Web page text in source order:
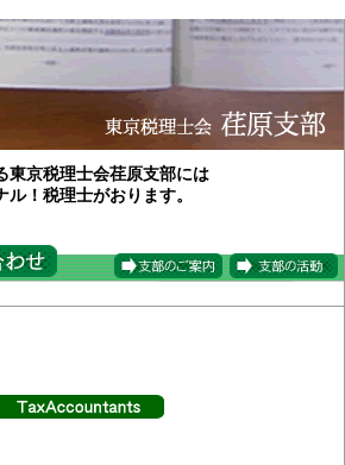
東京税理士会荏原支部には
！税理士がおります。